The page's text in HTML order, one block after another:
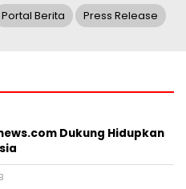
Portal Berita Press Release
Dukung Hidupkan